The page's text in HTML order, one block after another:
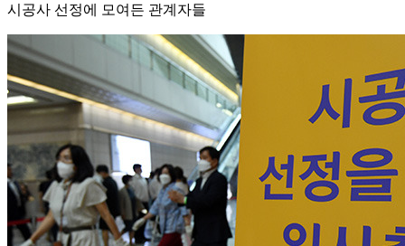
시공사 선정에 모여든 관계자들